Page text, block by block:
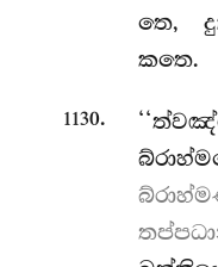
තෙ,
කතෙ.
1130.